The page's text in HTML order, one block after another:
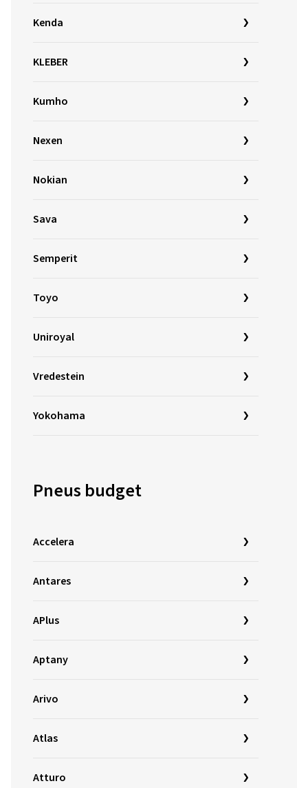
Kenda
KLEBER
Kumho
Nexen
Nokian
Sava
Semperit
Toyo
Uniroyal
Vredestein
Yokohama
Pneus budget
Accelera
Antares
APlus
Aptany
Arivo
Atlas
Atturo